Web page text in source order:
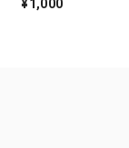
¥1,000